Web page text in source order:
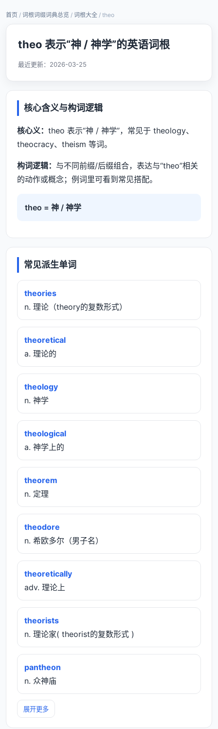
首页 / 词根词缀词典总览 / 词根大全 / theo
theo 表示“神 / 神学”的英语词根
最近更新： 2026-03-25
核心含义与构词逻辑
核心义： theo 表示“神 / 神学”，常见于 theology、
theocracy、theism 等词。
构词逻辑： 与不同前缀/后缀组合，表达与“theo”相关
的动作或概念；例词里可看到常见搭配。
theo = 神 / 神学
常见派生单词
theories
n. 理论（theory的复数形式）
theoretical
a. 理论的
theology
n. 神学
theological
a. 神学上的
theorem
n. 定理
theodore
n. 希欧多尔（男子名）
theoretically
adv. 理论上
theorists
n. 理论家( theorist的复数形式 )
pantheon
n. 众神庙
展开更多